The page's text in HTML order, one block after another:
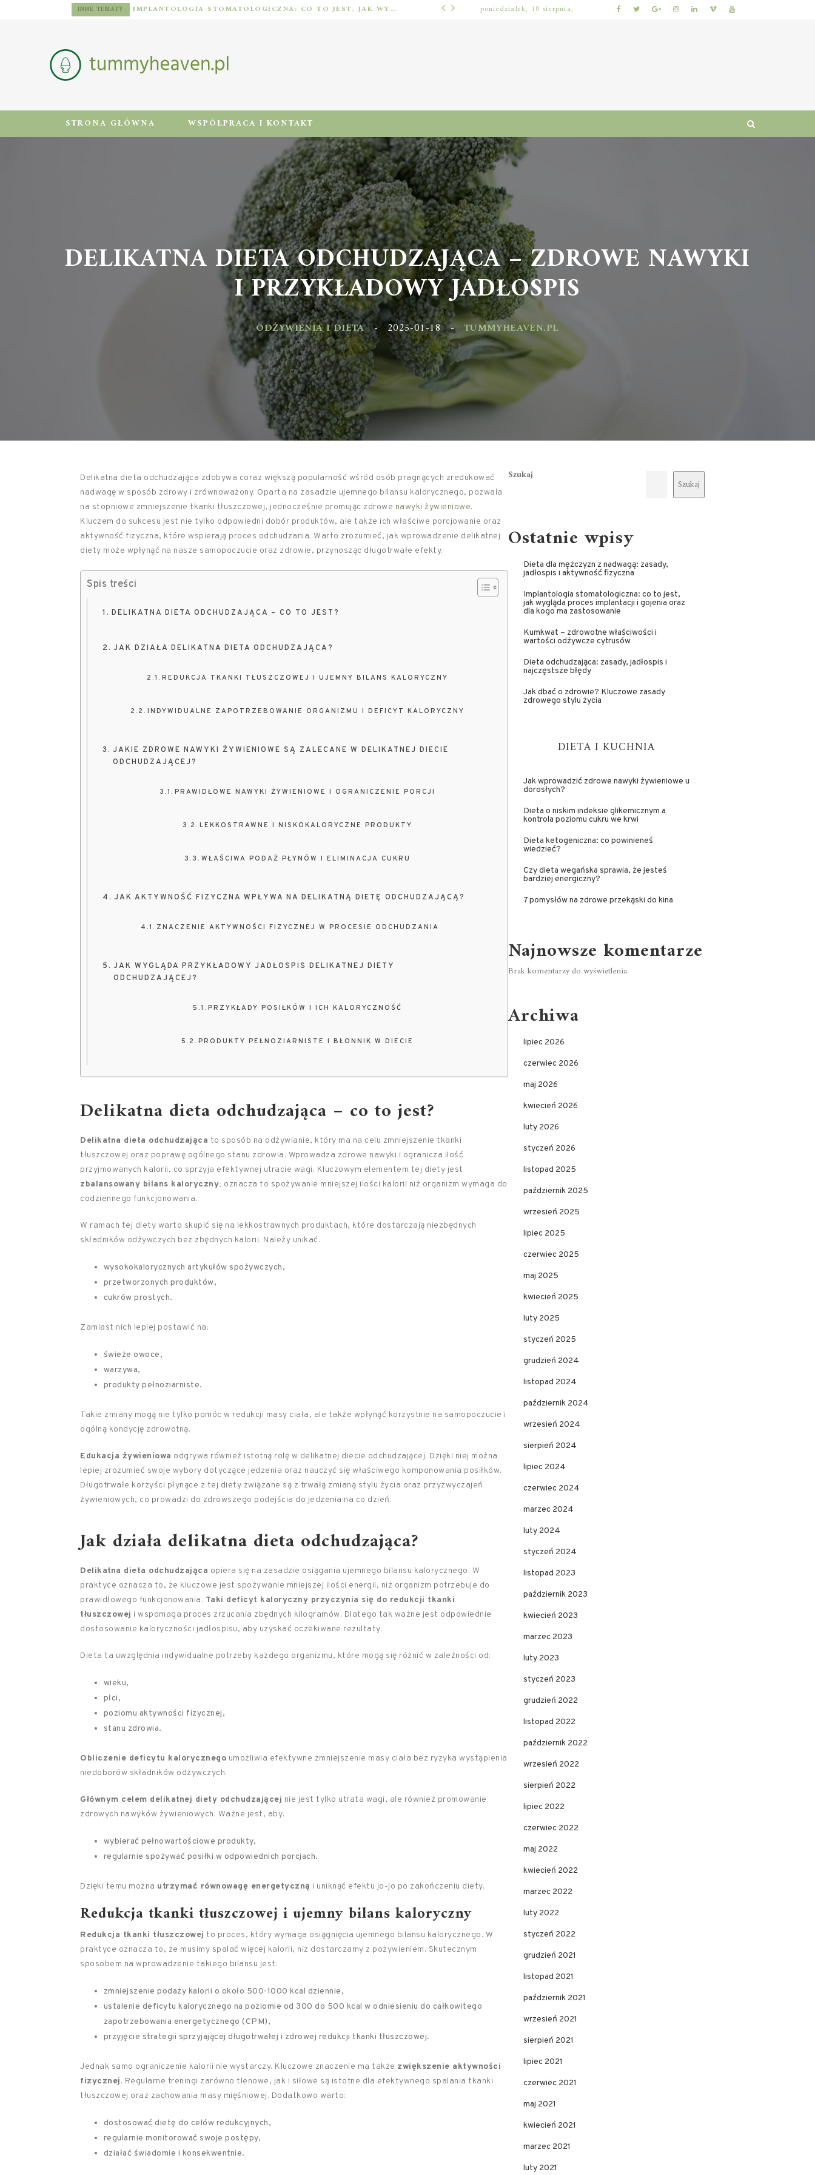
INNE TEMATY IMPLANTOLOGIA STOMATOLOGICZNA: CO TO JEST, JAK WYGLĄDA PROCES IMPLANTACJI I GOJENIA ORAZ DLA KOGO MA ZASTOSOWANIE ODŻYWIENIA I DIETA
poniedziałek, 10 sierpnia,
STRONA GŁÓWNA WSPÓŁPRACA I KONTAKT
DELIKATNA DIETA ODCHUDZAJĄCA – ZDROWE NAWYKI
I PRZYKŁADOWY JADŁOSPIS
ODŻYWIENIA I DIETA - 2025-01-18 - TUMMYHEAVEN.PL
Delikatna dieta odchudzająca zdobywa coraz większą popularność wśród osób pragnących zredukować
nadwagę w sposób zdrowy i zrównoważony. Oparta na zasadzie ujemnego bilansu kalorycznego, pozwala
na stopniowe zmniejszenie tkanki tłuszczowej, jednocześnie promując zdrowe nawyki żywieniowe.
Kluczem do sukcesu jest nie tylko odpowiedni dobór produktów, ale także ich właściwe porcjowanie oraz
aktywność fizyczna, które wspierają proces odchudzania. Warto zrozumieć, jak wprowadzenie delikatnej
diety może wpłynąć na nasze samopoczucie oraz zdrowie, przynosząc długotrwałe efekty.
Spis treści
DELIKATNA DIETA ODCHUDZAJĄCA – CO TO JEST?
JAK DZIAŁA DELIKATNA DIETA ODCHUDZAJĄCA?
REDUKCJA TKANKI TŁUSZCZOWEJ I UJEMNY BILANS KALORYCZNY
INDYWIDUALNE ZAPOTRZEBOWANIE ORGANIZMU I DEFICYT KALORYCZNY
JAKIE ZDROWE NAWYKI ŻYWIENIOWE SĄ ZALECANE W DELIKATNEJ DIECIE
ODCHUDZAJĄCEJ?
PRAWIDŁOWE NAWYKI ŻYWIENIOWE I OGRANICZENIE PORCJI
LEKKOSTRAWNE I NISKOKALORYCZNE PRODUKTY
WŁAŚCIWA PODAŻ PŁYNÓW I ELIMINACJA CUKRU
JAK AKTYWNOŚĆ FIZYCZNA WPŁYWA NA DELIKATNĄ DIETĘ ODCHUDZAJĄCĄ?
ZNACZENIE AKTYWNOŚCI FIZYCZNEJ W PROCESIE ODCHUDZANIA
JAK WYGLĄDA PRZYKŁADOWY JADŁOSPIS DELIKATNEJ DIETY
ODCHUDZAJĄCEJ?
PRZYKŁADY POSIŁKÓW I ICH KALORYCZNOŚĆ
PRODUKTY PEŁNOZIARNISTE I BŁONNIK W DIECIE
Delikatna dieta odchudzająca – co to jest?
Delikatna dieta odchudzająca to sposób na odżywianie, który ma na celu zmniejszenie tkanki
tłuszczowej oraz poprawę ogólnego stanu zdrowia. Wprowadza zdrowe nawyki i ogranicza ilość
przyjmowanych kalorii, co sprzyja efektywnej utracie wagi. Kluczowym elementem tej diety jest
zbalansowany bilans kaloryczny; oznacza to spożywanie mniejszej ilości kalorii niż organizm wymaga do
codziennego funkcjonowania.
W ramach tej diety warto skupić się na lekkostrawnych produktach, które dostarczają niezbędnych
składników odżywczych bez zbędnych kalorii. Należy unikać:
wysokokalorycznych artykułów spożywczych,
przetworzonych produktów,
cukrów prostych.
Zamiast nich lepiej postawić na:
świeże owoce,
warzywa,
produkty pełnoziarniste.
Takie zmiany mogą nie tylko pomóc w redukcji masy ciała, ale także wpłynąć korzystnie na samopoczucie i
ogólną kondycję zdrowotną.
Edukacja żywieniowa odgrywa również istotną rolę w delikatnej diecie odchudzającej. Dzięki niej można
lepiej zrozumieć swoje wybory dotyczące jedzenia oraz nauczyć się właściwego komponowania posiłków.
Długotrwałe korzyści płynące z tej diety związane są z trwałą zmianą stylu życia oraz przyzwyczajeń
żywieniowych, co prowadzi do zdrowszego podejścia do jedzenia na co dzień.
Jak działa delikatna dieta odchudzająca?
Delikatna dieta odchudzająca opiera się na zasadzie osiągania ujemnego bilansu kalorycznego. W
praktyce oznacza to, że kluczowe jest spożywanie mniejszej ilości energii, niż organizm potrzebuje do
prawidłowego funkcjonowania. Taki deficyt kaloryczny przyczynia się do redukcji tkanki
tłuszczowej i wspomaga proces zrzucania zbędnych kilogramów. Dlatego tak ważne jest odpowiednie
dostosowanie kaloryczności jadłospisu, aby uzyskać oczekiwane rezultaty.
Dieta ta uwzględnia indywidualne potrzeby każdego organizmu, które mogą się różnić w zależności od:
wieku,
płci,
poziomu aktywności fizycznej,
stanu zdrowia.
Obliczenie deficytu kalorycznego umożliwia efektywne zmniejszenie masy ciała bez ryzyka wystąpienia
niedoborów składników odżywczych.
Głównym celem delikatnej diety odchudzającej nie jest tylko utrata wagi, ale również promowanie
zdrowych nawyków żywieniowych. Ważne jest, aby:
wybierać pełnowartościowe produkty,
regularnie spożywać posiłki w odpowiednich porcjach.
Dzięki temu można utrzymać równowagę energetyczną i uniknąć efektu jo-jo po zakończeniu diety.
Redukcja tkanki tłuszczowej i ujemny bilans kaloryczny
Redukcja tkanki tłuszczowej to proces, który wymaga osiągnięcia ujemnego bilansu kalorycznego. W
praktyce oznacza to, że musimy spalać więcej kalorii, niż dostarczamy z pożywieniem. Skutecznym
sposobem na wprowadzenie takiego bilansu jest:
zmniejszenie podaży kalorii o około 500-1000 kcal dziennie,
ustalenie deficytu kalorycznego na poziomie od 300 do 500 kcal w odniesieniu do całkowitego
zapotrzebowania energetycznego (CPM),
przyjęcie strategii sprzyjającej długotrwałej i zdrowej redukcji tkanki tłuszczowej.
Jednak samo ograniczenie kalorii nie wystarczy. Kluczowe znaczenie ma także zwiększenie aktywności
fizycznej. Regularne treningi zarówno tlenowe, jak i siłowe są istotne dla efektywnego spalania tkanki
tłuszczowej oraz zachowania masy mięśniowej. Dodatkowo warto:
dostosować dietę do celów redukcyjnych,
regularnie monitorować swoje postępy,
działać świadomie i konsekwentnie.
Szukaj
Szukaj
Ostatnie wpisy
Dieta dla mężczyzn z nadwagą: zasady,
jadłospis i aktywność fizyczna
Implantologia stomatologiczna: co to jest,
jak wygląda proces implantacji i gojenia oraz
dla kogo ma zastosowanie
Kumkwat – zdrowotne właściwości i
wartości odżywcze cytrusów
Dieta odchudzająca: zasady, jadłospis i
najczęstsze błędy
Jak dbać o zdrowie? Kluczowe zasady
zdrowego stylu życia
DIETA I KUCHNIA
Jak wprowadzić zdrowe nawyki żywieniowe u
dorosłych?
Dieta o niskim indeksie glikemicznym a
kontrola poziomu cukru we krwi
Dieta ketogeniczna: co powinieneś
wiedzieć?
Czy dieta wegańska sprawia, że jesteś
bardziej energiczny?
7 pomysłów na zdrowe przekąski do kina
Najnowsze komentarze
Brak komentarzy do wyświetlenia.
Archiwa
lipiec 2026
czerwiec 2026
maj 2026
kwiecień 2026
luty 2026
styczeń 2026
listopad 2025
październik 2025
wrzesień 2025
lipiec 2025
czerwiec 2025
maj 2025
kwiecień 2025
luty 2025
styczeń 2025
grudzień 2024
listopad 2024
październik 2024
wrzesień 2024
sierpień 2024
lipiec 2024
czerwiec 2024
marzec 2024
luty 2024
styczeń 2024
listopad 2023
październik 2023
kwiecień 2023
marzec 2023
luty 2023
styczeń 2023
grudzień 2022
listopad 2022
październik 2022
wrzesień 2022
sierpień 2022
lipiec 2022
czerwiec 2022
maj 2022
kwiecień 2022
marzec 2022
luty 2022
styczeń 2022
grudzień 2021
listopad 2021
październik 2021
wrzesień 2021
sierpień 2021
lipiec 2021
czerwiec 2021
maj 2021
kwiecień 2021
marzec 2021
luty 2021